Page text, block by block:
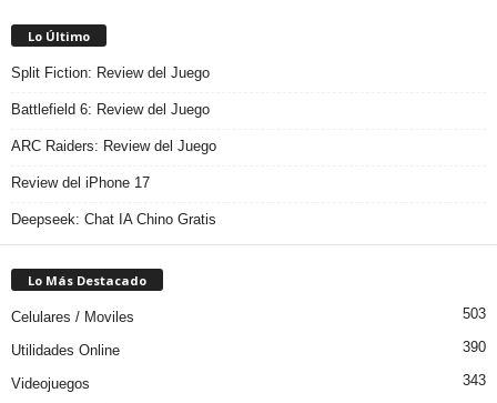
Lo Último
Split Fiction: Review del Juego
Battlefield 6: Review del Juego
ARC Raiders: Review del Juego
Review del iPhone 17
Deepseek: Chat IA Chino Gratis
Lo Más Destacado
Celulares / Moviles 503
Utilidades Online 390
Videojuegos 343